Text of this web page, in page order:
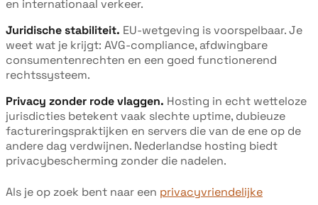
en internationaal verkeer.
Juridische stabiliteit. EU-wetgeving is voorspelbaar. Je
weet wat je krijgt: AVG-compliance, afdwingbare
consumentenrechten en een goed functionerend
rechtssysteem.
Privacy zonder rode vlaggen. Hosting in echt wetteloze
jurisdicties betekent vaak slechte uptime, dubieuze
factureringspraktijken en servers die van de ene op de
andere dag verdwijnen. Nederlandse hosting biedt
privacybescherming zonder die nadelen.
Als je op zoek bent naar een privacyvriendelijke